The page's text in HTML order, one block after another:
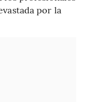
por la